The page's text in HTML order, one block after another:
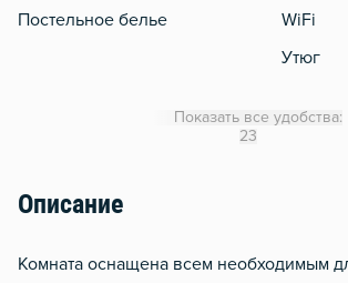
Постельное белье WiFi
Утюг
Показать все удобства:
23
Описание
Комната оснащена всем необходимым